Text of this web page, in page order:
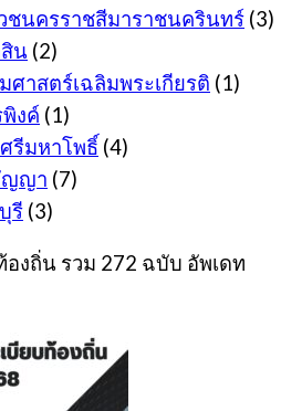
ชนครราชสีมาราชนครินทร์ (3)
น (2)
ศาสตร์เฉลิมพระเกียรติ (1)
งค์ (1)
รีมหาโพธิ์ (4)
ญญา (7)
รี (3)
งถิ่น รวม 272 ฉบับ อัพเดท